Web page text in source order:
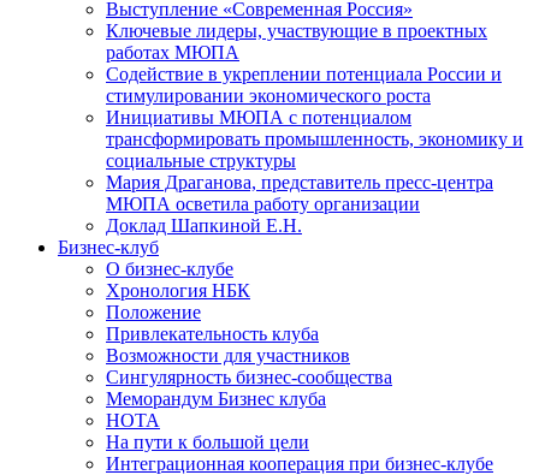
Выступление «Современная Россия»
Ключевые лидеры, участвующие в проектных
работах МЮПА
Cодействие в укреплении потенциала России и
стимулировании экономического роста
Инициативы МЮПА с потенциалом
трансформировать промышленность, экономику и
социальные структуры
Мария Драганова, представитель пресс-центра
МЮПА осветила работу организации
Доклад Шапкиной Е.Н.
Бизнес-клуб
О бизнес-клубе
Хронология НБК
Положение
Привлекательность клуба
Возможности для участников
Сингулярность бизнес-сообщества
Меморандум Бизнес клуба
НОТА
На пути к большой цели
Интеграционная кооперация при бизнес-клубе